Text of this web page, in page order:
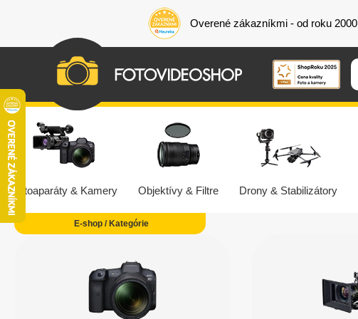
Overené zákazníkmi - od roku 2000
Fotoaparáty & Kamery Objektívy & Filtre Drony & Stabilizátory
E-shop / Kategórie